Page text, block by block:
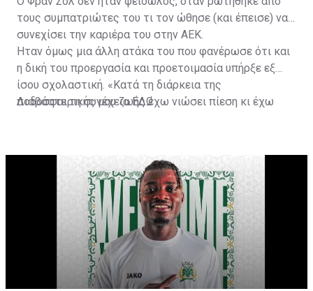
τους συμπατριώτες του τι τον ώθησε (και έπεισε) να
συνεχίσει την καριέρα του στην ΑΕΚ.
Ήταν όμως μια άλλη ατάκα του που φανέρωσε ότι και
η δική του προεργασία και προετοιμασία υπήρξε εξ
ίσου σχολαστική. «Κατά τη διάρκεια της
ποδοσφαιρικής μου ζωής έχω νιώσει πίεση κι έχω
Διαβάστε τη συνέχειαΕΔΩ